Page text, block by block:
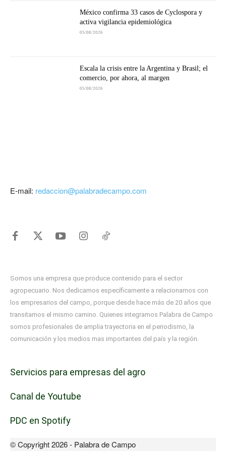
México confirma 33 casos de Cyclospora y
activa vigilancia epidemiológica
05/08/2026
Escala la crisis entre la Argentina y Brasil; el
comercio, por ahora, al margen
05/08/2026
E-mail: redaccion@palabradecampo.com
Somos una empresa que produce contenido para el sector
agropecuario. Nos dedicamos específicamente a relacionarnos con
los empresarios del campo, porque desde hace más de 20 años que
transitamos el mismo camino. Quienes integramos Palabra de Campo
somos profesionales de amplia trayectoria en el periodismo, la
comunicación y los medios mas importantes del país y la región.
Servicios para empresas del agro
Canal de Youtube
PDC en Spotify
© Copyright 2026 - Palabra de Campo